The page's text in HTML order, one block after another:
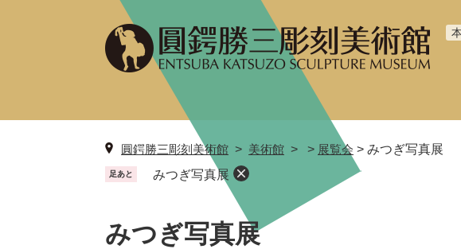
で
ば
圓鍔勝三彫刻美術館 美術館 > 展覧会 > みつぎ写真展
足あと みつぎ写真展
文
みつぎ写真展